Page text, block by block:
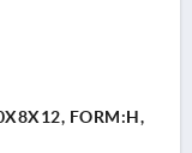
FORM:H,